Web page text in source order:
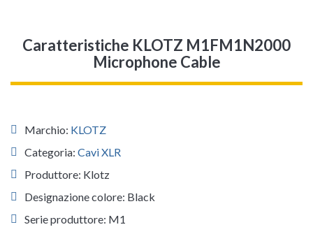
Caratteristiche KLOTZ M1FM1N2000
Microphone Cable
Marchio: KLOTZ
Categoria: Cavi XLR
Produttore: Klotz
Designazione colore: Black
Serie produttore: M1